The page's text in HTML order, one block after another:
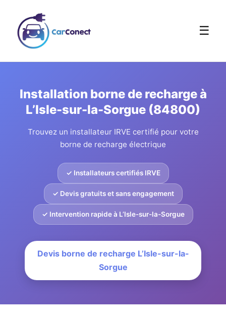
☰
Installation borne de recharge à
L’Isle-sur-la-Sorgue (84800)
Trouvez un installateur IRVE certifié pour votre
borne de recharge électrique
✓ Installateurs certifiés IRVE
✓ Devis gratuits et sans engagement
✓ Intervention rapide à L’Isle-sur-la-Sorgue
Devis borne de recharge L’Isle-sur-la-
Sorgue